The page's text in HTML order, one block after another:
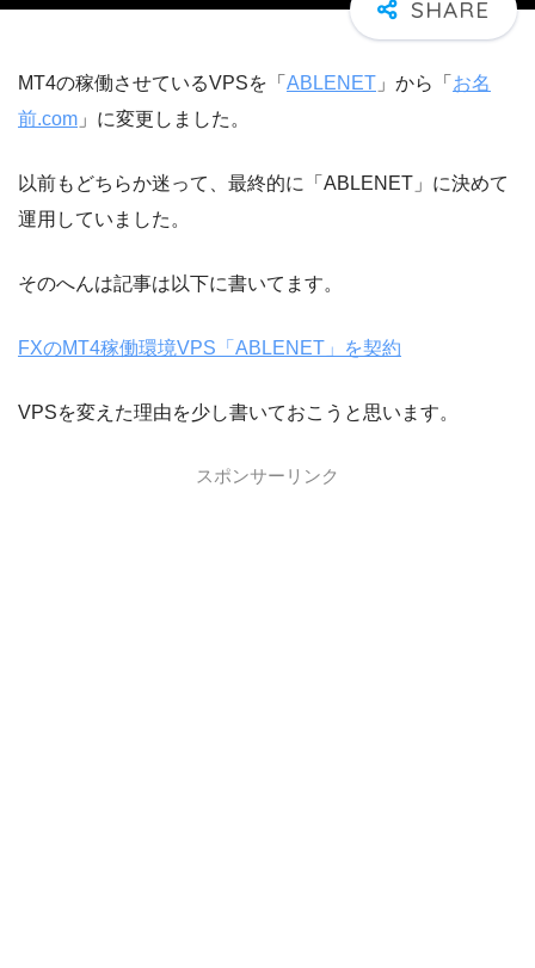
MT4の稼働させているVPSを「 ABLENET 」から「 お名
前.com 」に変更しました。
以前もどちらか迷って、最終的に「ABLENET」に決めて
運用していました。
そのへんは記事は以下に書いてます。
FXのMT4稼働環境VPS「ABLENET」を契約
VPSを変えた理由を少し書いておこうと思います。
スポンサーリンク